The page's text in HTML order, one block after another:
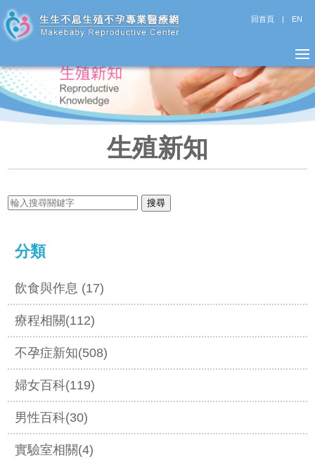
回首頁| EN
生殖新知
分類
飲食與作息 (17)
療程相關(112)
不孕症新知(508)
婦女百科(119)
男性百科(30)
實驗室相關(4)